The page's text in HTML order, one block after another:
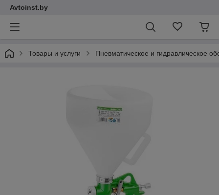
Avtoinst.by
Товары и услуги Пневматическое и гидравлическое